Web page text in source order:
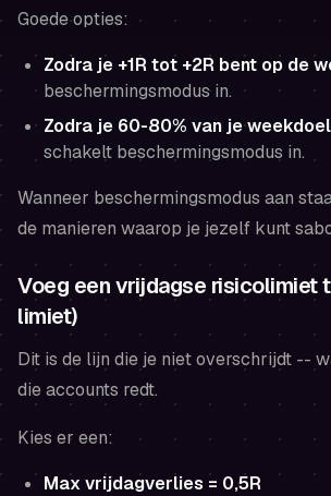
Goede opties:
Zodra je +1R tot +2R bent op de
beschermingsmodus in.
Zodra je 60-80% van je
schakelt beschermingsmodus in.
Wanneer beschermingsmodus aan
de manieren waarop je jezelf kunt
Voeg een vrijdagse risicolimiet
limiet)
Dit is de lijn die je niet overschrijdt --
die accounts redt.
Kies er een:
Max vrijdagverlies = 0,5R